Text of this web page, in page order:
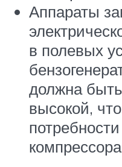
Аппараты
в полевых
должна
высокой,